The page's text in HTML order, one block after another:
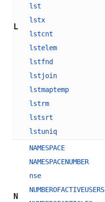
L
lst
lstx
lstcnt
lstelem
lstfnd
lstjoin
lstmaptemp
lstrm
lstsrt
lstuniq
N
NAMESPACE
NAMESPACENUMBER
nse
NUMBEROFACTIVEUSERS